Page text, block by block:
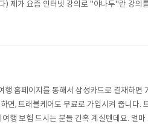
제가 요즘 인터넷 강의로 "야나두"란 강의
(..
홈페이지를 통해서 삼성카드로 결재하면
면, 트래블케어도 무료로 가입시켜 줍니다.
행 보험 드시는 분들 간혹 계실텐데요. 얼마